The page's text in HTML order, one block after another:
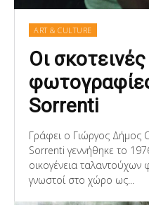
ART & CULTURE
Οι
Sorrenti
Γράφει ο Γιώργος Δήμος
Sorrenti γεννήθηκε το
οικογένεια
γνωστοί στο χώρο ως...